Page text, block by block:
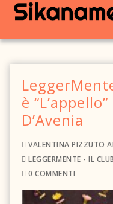
Vai
contenuto
è
D’Avenia
VALENTINA PIZZUTO
LEGGERMENTE - IL
0 COMMENTI